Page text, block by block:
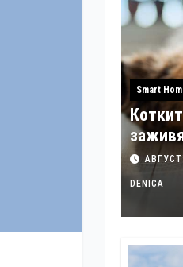
Smart
АВГУСТ
DENICA